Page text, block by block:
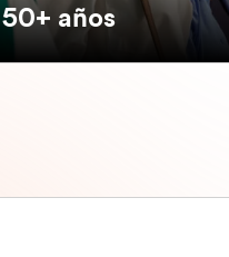
50+ años